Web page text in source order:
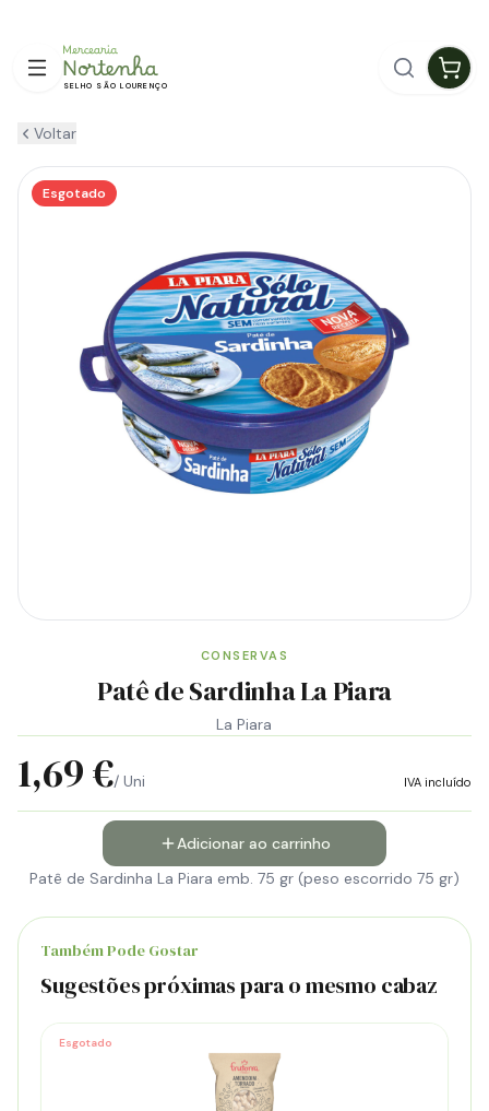
SELHO SÃO LOURENÇO
Voltar
Esgotado
CONSERVAS
Patê de Sardinha La Piara
La Piara
1,69 €/ Uni IVA incluído
Adicionar ao carrinho
Patê de Sardinha La Piara emb. 75 gr (peso escorrido 75 gr)
Também Pode Gostar
Sugestões próximas para o mesmo cabaz
Esgotado